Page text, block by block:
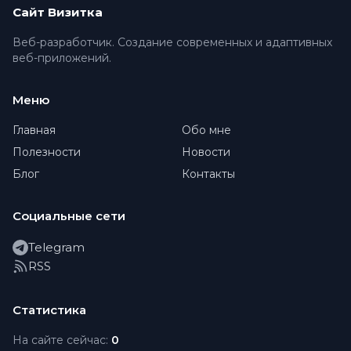
Сайт Визитка
Веб-разработчик. Создание современных и адаптивных
веб-приложений.
Меню
Главная
Обо мне
Полезности
Новости
Блог
Контакты
Социальные сети
Telegram
RSS
Статистика
На сайте сейчас: 0